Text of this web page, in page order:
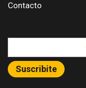
Contacto
Suscribite